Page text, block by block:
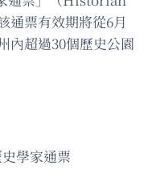
通票有效期將從6月
內超過30個歷史公園
學家通票